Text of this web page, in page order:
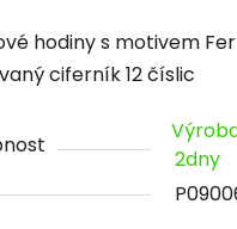
hodiny s motivem
ciferník 12 číslic
2dny